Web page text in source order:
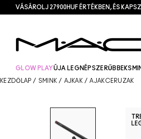
VÁSÁROLJ 27900HUF ÉRTÉKBEN, ÉS
GLOW PLAYÚJA LEGNÉPSZERŰBBEK
KEZDŐLAP / SMINK / AJKAK / AJAKCERUZÁK